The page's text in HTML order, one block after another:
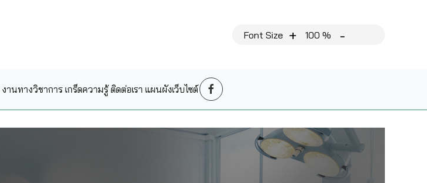
Font Size + 100 % -
งานทางวิชาการ เกร็ดความรู้ ติดต่อเรา แผนผังเว็บไซต์